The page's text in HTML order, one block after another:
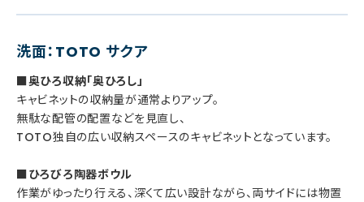
洗面：TOTO サクア
■奥ひろ収納「奥ひろし」
キャビネットの収納量が通常よりアップ。
無駄な配管の配置などを見直し、
TOTO独自の広い収納スペースのキャビネットとなっています。
■ひろびろ陶器ボウル
作業がゆったり行える、深くて広い設計ながら、両サイドには物置